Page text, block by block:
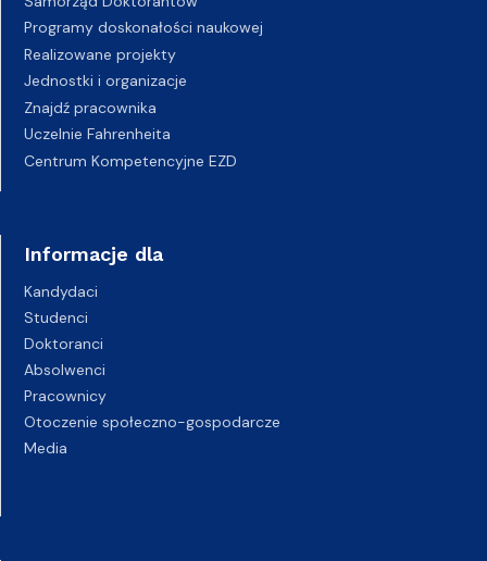
Programy doskonałości naukowej
Realizowane projekty
Jednostki i organizacje
Znajdź pracownika
Uczelnie Fahrenheita
Centrum Kompetencyjne EZD
Informacje dla
Kandydaci
Studenci
Doktoranci
Absolwenci
Pracownicy
Otoczenie społeczno-gospodarcze
Media